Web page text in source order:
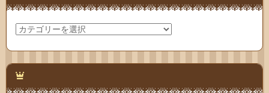
カ
テ
ゴ
ー